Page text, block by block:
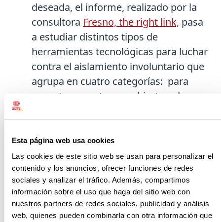
Esta página web usa cookies
Las cookies de este sitio web se usan para personalizar el
contenido y los anuncios, ofrecer funciones de redes
sociales y analizar el tráfico. Además, compartimos
información sobre el uso que haga del sitio web con
nuestros partners de redes sociales, publicidad y análisis
web, quienes pueden combinarla con otra información que
deseada, el informe, realizado por la
consultora Fresno, the right link, pasa
a estudiar distintos tipos de
herramientas tecnológicas para luchar
contra el aislamiento involuntario que
agrupa en cuatro categorías: para
conectar en entornos abiertos, de
desarrolladas específicamente para
combatir la soledad no deseada.
Las tecnologías para conectar en
entornos abiertos son las que
permiten contactar con otras